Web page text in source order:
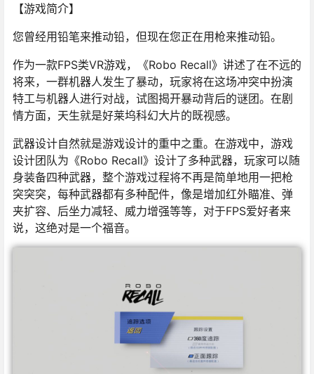
【游戏简介】
您曾经用铅笔来推动铅，但现在您正在用枪来推动铅。
作为一款FPS类VR游戏，《Robo Recall》讲述了在不远的
将来，一群机器人发生了暴动，玩家将在这场冲突中扮演
特工与机器人进行对战，试图揭开暴动背后的谜团。在剧
情方面，天生就是好莱坞科幻大片的既视感。
武器设计自然就是游戏设计的重中之重。在游戏中，游戏
设计团队为《Robo Recall》设计了多种武器，玩家可以随
身装备四种武器，整个游戏过程将不再是简单地用一把枪
突突突，每种武器都有多种配件，像是增加红外瞄准、弹
夹扩容、后坐力减轻、威力增强等等，对于FPS爱好者来
说，这绝对是一个福音。